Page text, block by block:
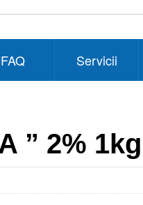
FAQ Servicii
” 2% 1kg